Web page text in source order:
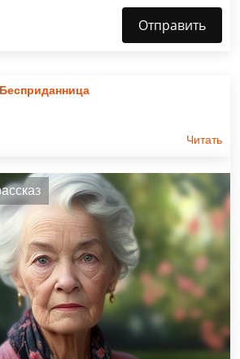
Отправить
Бесприданница
Читать